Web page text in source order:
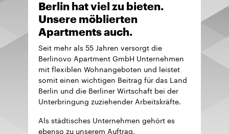
Berlin hat viel zu bieten.
Unsere möblierten
Apartments auch.
Seit mehr als 55 Jahren versorgt die
Berlinovo Apartment GmbH Unternehmen
mit flexiblen Wohnangeboten und leistet
somit einen wichtigen Beitrag für das Land
Berlin und die Berliner Wirtschaft bei der
Unterbringung zuziehender Arbeitskräfte.
Als städtisches Unternehmen gehört es
ebenso zu unserem Auftrag,